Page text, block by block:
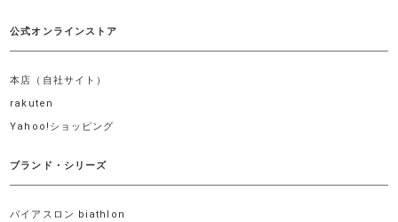
公式オンラインストア
本店（自社サイト）
rakuten
Yahoo!ショッピング
ブランド・シリーズ
バイアスロン biathlon